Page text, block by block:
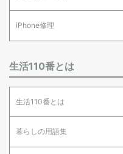
iPhone修理
生活110番とは
生活110番とは
暮らしの用語集